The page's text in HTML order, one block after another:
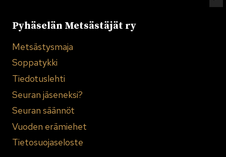
Pyhäselän Metsästäjät ry
Metsästysmaja
Soppatykki
Tiedotuslehti
Seuran jäseneksi?
Seuran säännöt
Vuoden erämiehet
Tietosuojaseloste